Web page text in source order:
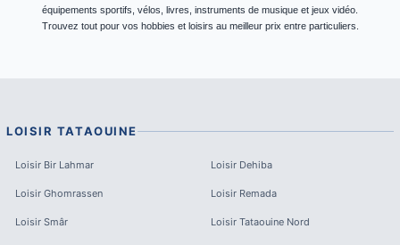
équipements sportifs, vélos, livres, instruments de musique et jeux vidéo.
Trouvez tout pour vos hobbies et loisirs au meilleur prix entre particuliers.
LOISIR TATAOUINE
Loisir Bir Lahmar Loisir Dehiba
Loisir Ghomrassen Loisir Remada
Loisir Smâr Loisir Tataouine Nord